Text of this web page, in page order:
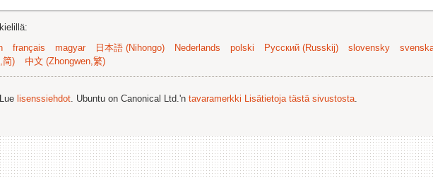
français magyar 日本語 (Nihongo) Nederlands polski Русский (Russkij) slovensky
简) 中文 (Zhongwen,繁)
lisenssiehdot. Ubuntu on Canonical Ltd.'n tavaramerkki Lisätietoja tästä sivustosta.